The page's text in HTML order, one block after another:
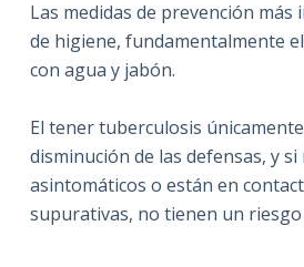
Las medidas de prevención
de higiene, fundamentalmente
con agua y jabón.
El tener tuberculosis
disminución de las defensas, y
asintomáticos o están en
supurativas, no tienen un riesgo